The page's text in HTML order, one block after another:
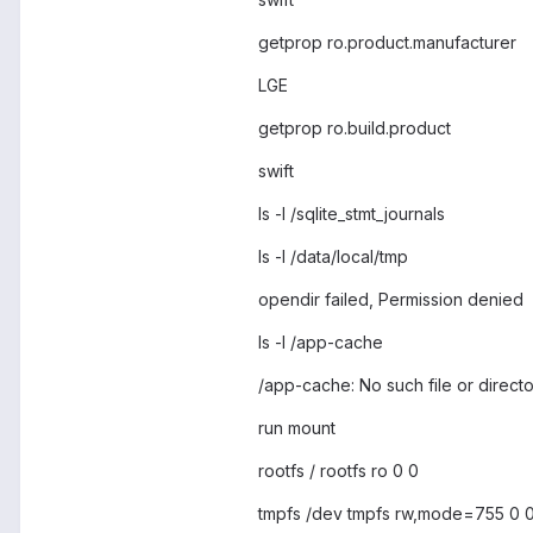
getprop ro.product.manufacturer
LGE
getprop ro.build.product
swift
ls -l /sqlite_stmt_journals
ls -l /data/local/tmp
opendir failed, Permission denied
ls -l /app-cache
/app-cache: No such file or
run mount
rootfs / rootfs ro 0 0
tmpfs /dev tmpfs rw,mode=755 0 0